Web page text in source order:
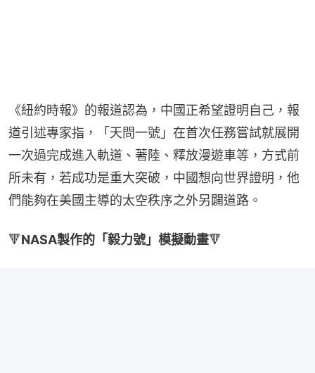
《紐約時報》的報道認為，中國正希望證明自己，報
道引述專家指，「天問一號」在首次任務嘗試就展開
一次過完成進入軌道、著陸、釋放漫遊車等，方式前
所未有，若成功是重大突破，中國想向世界證明，他
們能夠在美國主導的太空秩序之外另闢道路。
🔻NASA製作的「毅力號」模擬動畫🔻